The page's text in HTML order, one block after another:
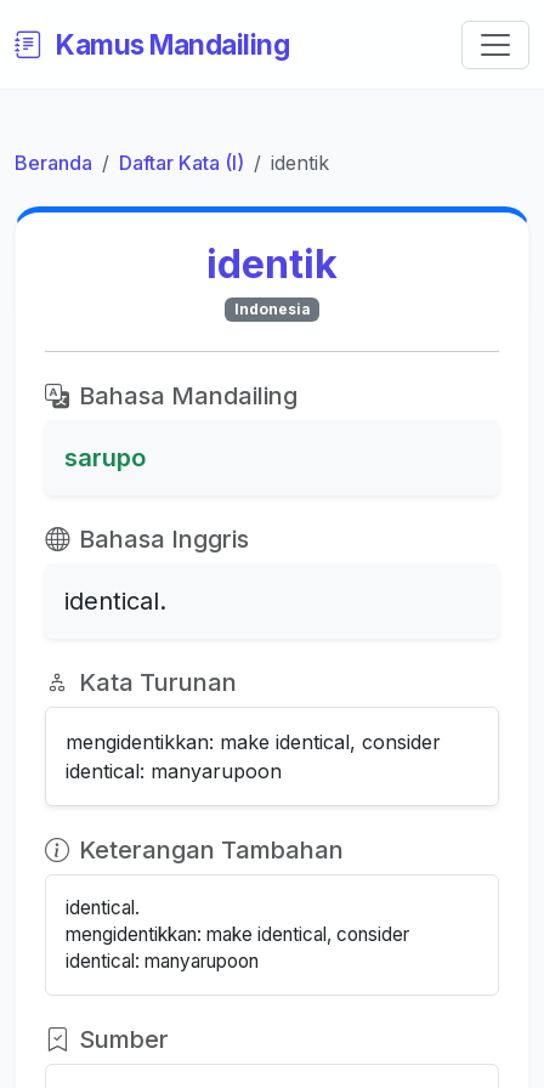
Kamus Mandailing
Beranda Daftar Kata (I) identik
identik
Indonesia
Bahasa Mandailing
sarupo
Bahasa Inggris
identical.
Kata Turunan
mengidentikkan: make identical, consider
identical: manyarupoon
Keterangan Tambahan
identical.
mengidentikkan: make identical, consider
identical: manyarupoon
Sumber